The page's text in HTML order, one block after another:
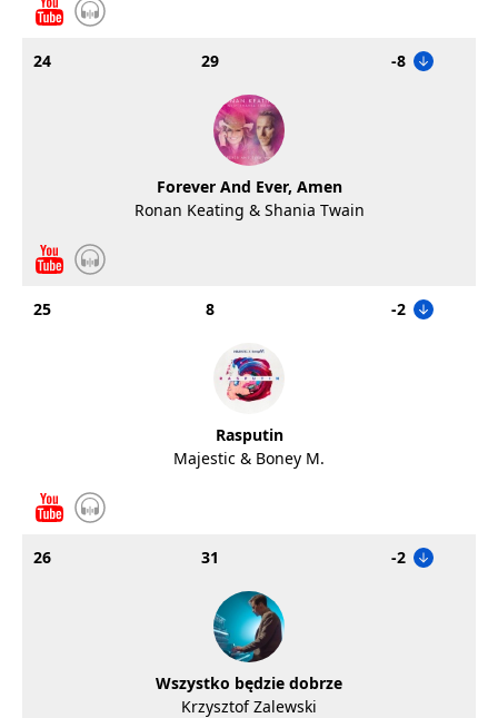
24 29 -8
Forever And Ever, Amen
Ronan Keating & Shania Twain
25 8 -2
Rasputin
Majestic & Boney M.
26 31 -2
Wszystko będzie dobrze
Krzysztof Zalewski